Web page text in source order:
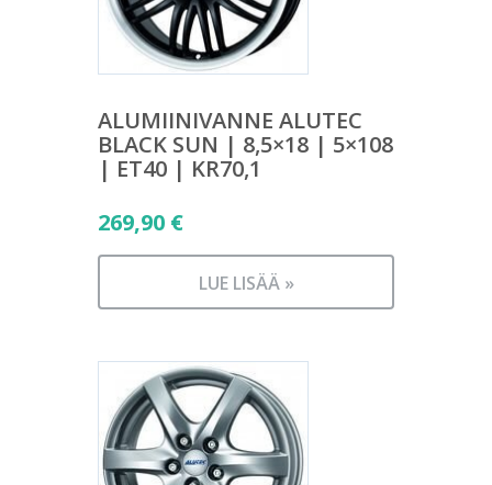
ALUMIINIVANNE ALUTEC
BLACK SUN | 8,5×18 | 5×108
| ET40 | KR70,1
269,90 €
LUE LISÄÄ »